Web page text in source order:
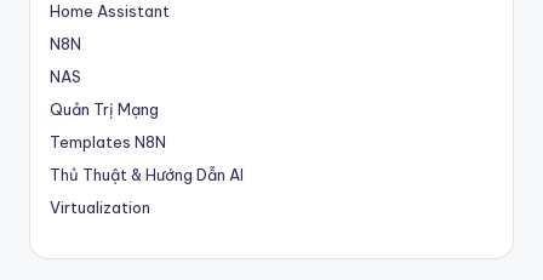
Home Assistant
N8N
NAS
Quản Trị Mạng
Templates N8N
Thủ Thuật & Hướng Dẫn AI
Virtualization